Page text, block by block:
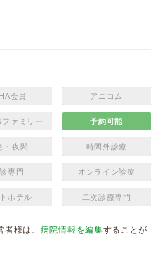
会員 アニコム
ファミリー 予約可能
・夜間 時間外診療
専門 オンライン診療
ホテル 二次診療専門
様は、 病院情報を編集することが